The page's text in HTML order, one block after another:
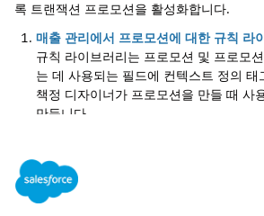
록 트랜잭션 프로모션을 활성화합니다.
매출 관리에서 프로모션에 대한 규칙 라
규칙 라이브러리는 프로모션 및 프로모
는 데 사용되는 필드에 컨텍스트 정의 태
책정 디자이너가 프로모션을 만들 때 사
만듭니다.
기본 트랜잭션 가격 책정 절차에 프로모
여 가격 계산 동안 프로모션 관련 할인을